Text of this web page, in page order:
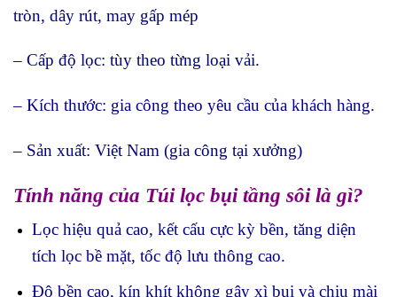
tròn, dây rút, may gấp mép
– Cấp độ lọc: tùy theo từng loại vải.
– Kích thước: gia công theo yêu cầu của khách hàng.
– Sản xuất: Việt Nam (gia công tại xưởng)
Tính năng của Túi lọc bụi tầng sôi là gì?
Lọc hiệu quả cao, kết cấu cựckỳ bền, tăng diện
tích lọc bề mặt, tốc độ lưu thông cao.
Độ bền cao, kín khít không gây xì bụi và chịu mài